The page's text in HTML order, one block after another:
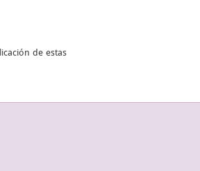
de estas